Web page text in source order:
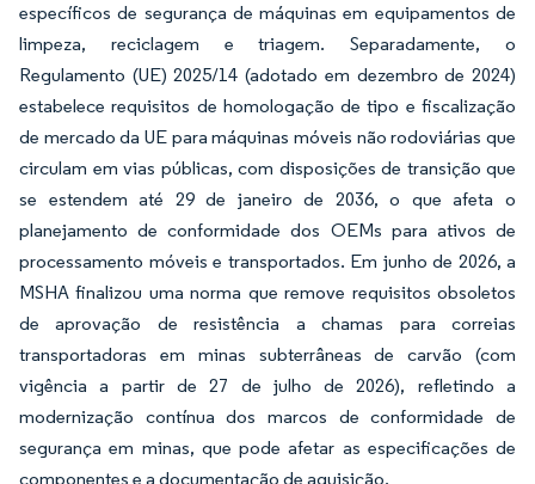
específicos de segurança de máquinas em equipamentos de
limpeza, reciclagem e triagem. Separadamente, o
Regulamento (UE) 2025/14 (adotado em dezembro de 2024)
estabelece requisitos de homologação de tipo e fiscalização
de mercado da UE para máquinas móveis não rodoviárias que
circulam em vias públicas, com disposições de transição que
se estendem até 29 de janeiro de 2036, o que afeta o
planejamento de conformidade dos OEMs para ativos de
processamento móveis e transportados. Em junho de 2026, a
MSHA finalizou uma norma que remove requisitos obsoletos
de aprovação de resistência a chamas para correias
transportadoras em minas subterrâneas de carvão (com
vigência a partir de 27 de julho de 2026), refletindo a
modernização contínua dos marcos de conformidade de
segurança em minas, que pode afetar as especificações de
componentes e a documentação de aquisição.